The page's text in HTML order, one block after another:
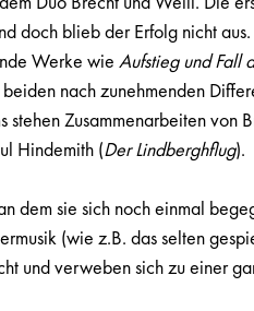
doch blieb der Erfolg nicht
Werke wieAufstieg und Fall
nach zunehmenden
Zusammenarbeiten von
Hindemith (Der Lindberghflug).
dem sie sich noch einmal
(wie z.B. das selten
und verweben sich zu einer